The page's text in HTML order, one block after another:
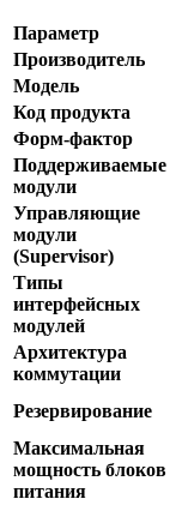
Параметр
Производитель
Модель
Код продукта
Форм-фактор
Поддерживаемые
модули
Управляющие
модули
(Supervisor)
Типы
интерфейсных
модулей
Архитектура
коммутации
Резервирование
Максимальная
мощность блоков
питания